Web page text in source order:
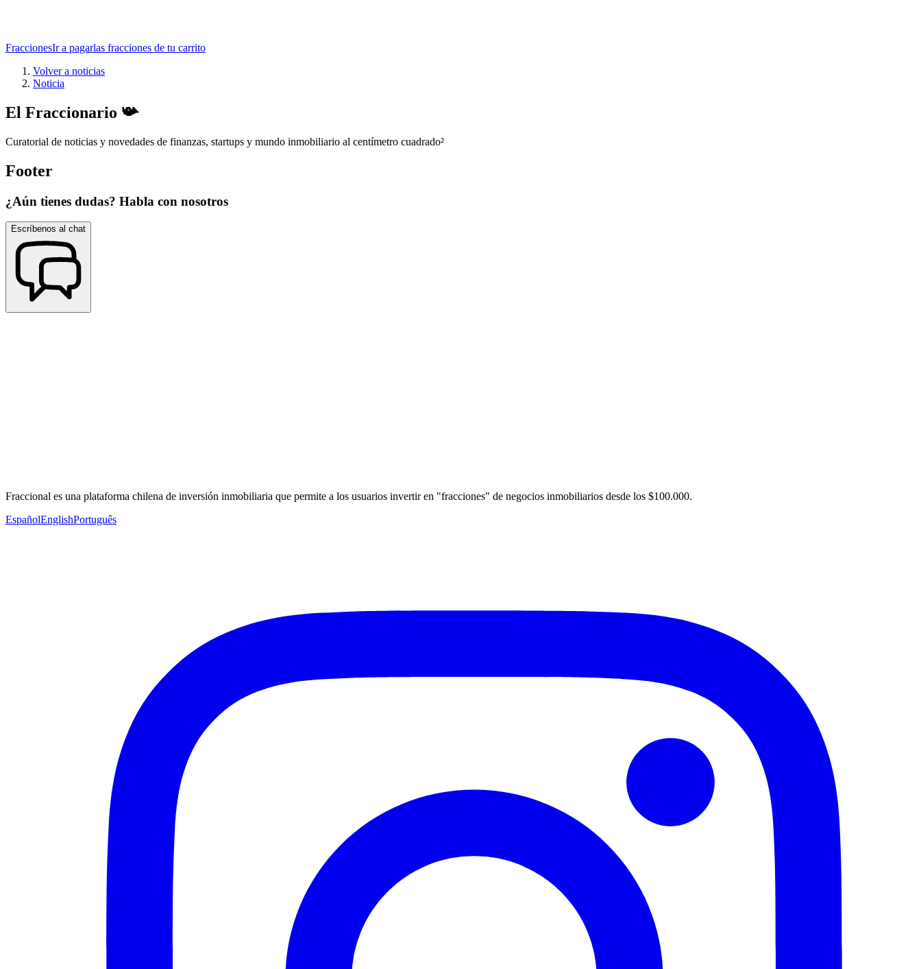
FraccionesIr a pagarlas fracciones de tu carrito
Volver a noticias
Noticia
El Fraccionario 📯
Curatorial de noticias y novedades de finanzas, startups y mundo inmobiliario al centímetro cuadrado²
Footer
¿Aún tienes dudas? Habla con nosotros
Escríbenos al chat
Fraccional es una plataforma chilena de inversión inmobiliaria que permite a los usuarios invertir en "fracciones" de negocios inmobiliarios desde los $100.000.
EspañolEnglishPortuguês